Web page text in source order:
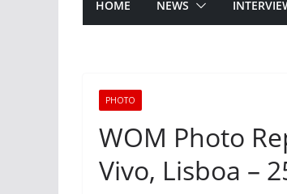
HOME NEWS
PHOTO
WOM Photo
Vivo, Lisboa –